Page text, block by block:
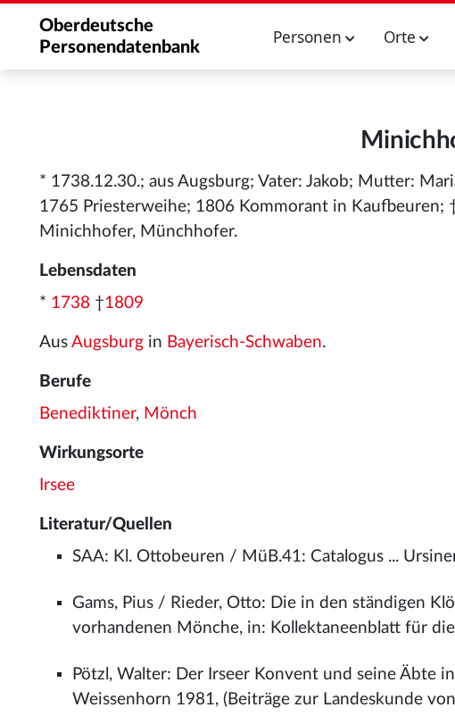
Oberdeutsche
Personendatenbank
Personen Orte
* 1738.12.30.; aus Augsburg; Vater: Jakob; Mutter:
1765 Priesterweihe; 1806 Kommorant in Kaufbeuren;
Minichhofer, Münchhofer.
Lebensdaten
* 1738 †1809
Aus Augsburg in Bayerisch-Schwaben.
Berufe
Benediktiner, Mönch
Wirkungsorte
Irsee
Literatur/Quellen
SAA: Kl. Ottobeuren / MüB.41: Catalogus ...
Gams, Pius / Rieder, Otto: Die in den ständigen
vorhandenen Mönche, in: Kollektaneenblatt für
Pötzl, Walter: Der Irseer Konvent und seine Äbte
Weissenhorn 1981, (Beiträge zur Landeskunde